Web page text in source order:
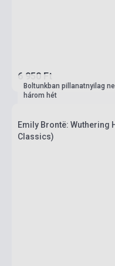
6 950 Ft
Boltunkban pillanatnyilag
három hét
Emily Brontë:
Classics)